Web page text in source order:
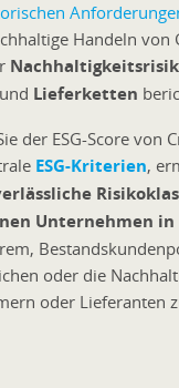
Handeln von
und Lieferketten
der ESG-Score von
ESG-Kriterien,
Unternehmen in
oder die
oder Lieferanten